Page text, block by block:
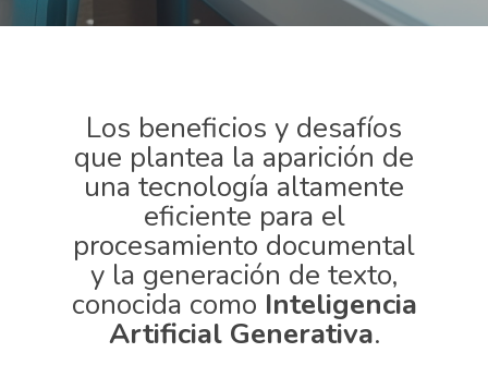
Los beneficios y desafíos
que plantea la aparición de
una tecnología altamente
eficiente para el
procesamiento documental
y la generación de texto,
conocida como Inteligencia
Artificial Generativa.